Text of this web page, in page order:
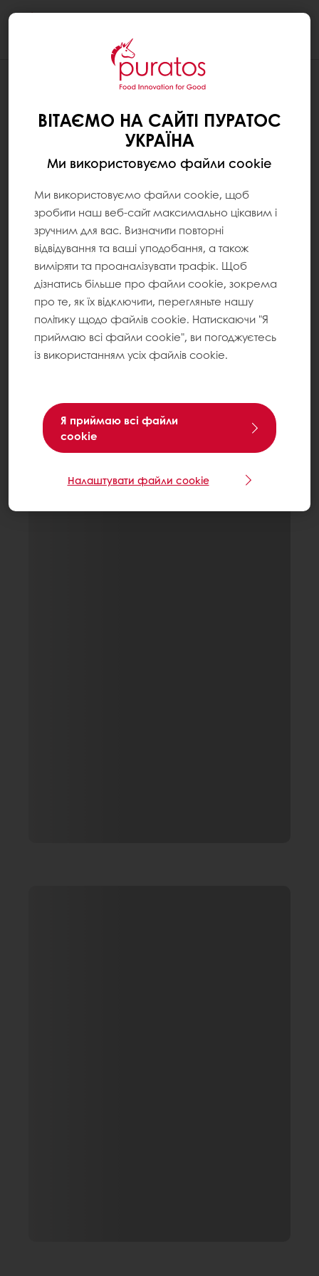
ВІТАЄМО НА САЙТІ ПУРАТОС
УКРАЇНА
Ми використовуємо файли cookie
Ми використовуємо файли cookie, щоб
зробити наш веб-сайт максимально цікавим і
зручним для вас. Визначити повторні
відвідування та ваші уподобання, а також
виміряти та проаналізувати трафік. Щоб
дізнатись більше про файли cookie, зокрема
про те, як їх відключити, перегляньте нашу
політику щодо файлів cookie. Натискаючи "Я
приймаю всі файли cookie", ви погоджуєтесь
із використанням усіх файлів cookie.
Я приймаю всі файли
cookie
Налаштувати файли cookie